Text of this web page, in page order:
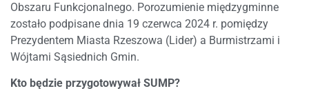
Obszaru Funkcjonalnego. Porozumienie międzygminne
zostało podpisane dnia 19 czerwca 2024 r. pomiędzy
Prezydentem Miasta Rzeszowa (Lider) a Burmistrzami i
Wójtami Sąsiednich Gmin.
Kto będzie przygotowywał SUMP?